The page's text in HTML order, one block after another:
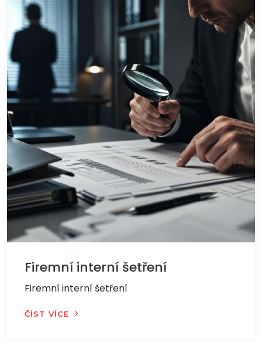
Firemní interní šetření
Firemní interní šetření
ČÍST VÍCE